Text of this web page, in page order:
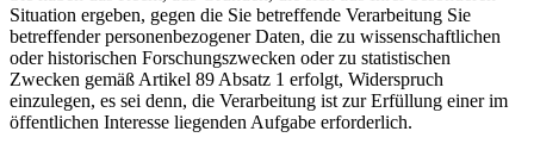
Situation ergeben, gegen die Sie betreffende Verarbeitung Sie
betreffender personenbezogener Daten, die zu wissenschaftlichen
oder historischen Forschungszwecken oder zu statistischen
Zwecken gemäß Artikel 89 Absatz 1 erfolgt, Widerspruch
einzulegen, es sei denn, die Verarbeitung ist zur Erfüllung einer im
öffentlichen Interesse liegenden Aufgabe erforderlich.